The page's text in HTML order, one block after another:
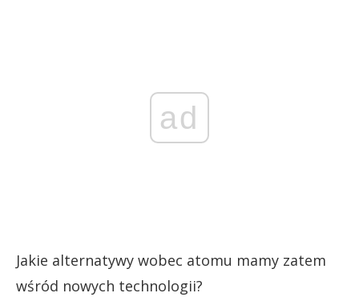
ad
Jakie alternatywy wobec atomu mamy zatem
wśród nowych technologii?